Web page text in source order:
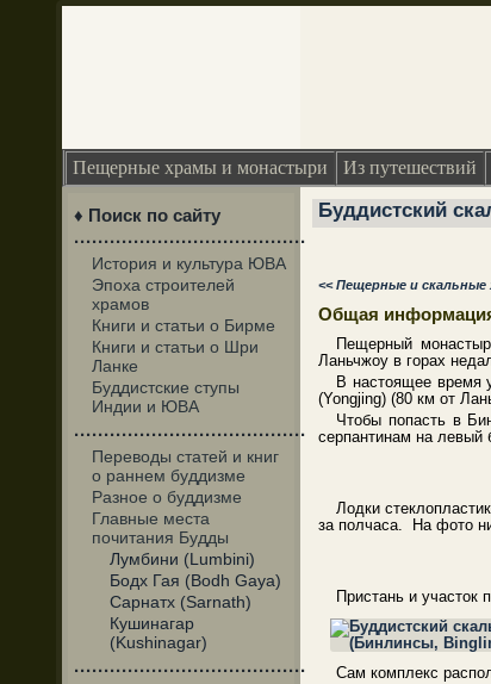
Пещерные храмы и монастыри Из путешествий
♦ Поиск по сайту
·······································
История и культура ЮВА
Эпоха строителей
храмов
Книги и статьи о Бирме
Книги и статьи о Шри
Ланке
Буддистские ступы
Индии и ЮВА
·······································
Переводы статей и книг
о раннем буддизме
Разное о буддизме
Главные места
почитания Будды
Лумбини (Lumbini)
Бодх Гая (Bodh Gaya)
Сарнатх (Sarnath)
Кушинагар
(Kushinagar)
·······································
Буддистский
<< Пещерные и
Общая
Пещерный
Ланьчжоу в горах
В настоящее время
(Yongjing) (80 км от
Чтобы попасть в
серпантинам на левый
Лодки
за полчаса. На фото
Пристань и участок
Сам комплекс